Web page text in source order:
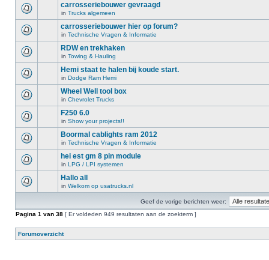
carrosseriebouwer gevraagd
in Trucks algemeen
carrosseriebouwer hier op forum?
in Technische Vragen & Informatie
RDW en trekhaken
in Towing & Hauling
Hemi staat te halen bij koude start.
in Dodge Ram Hemi
Wheel Well tool box
in Chevrolet Trucks
F250 6.0
in Show your projects!!
Boormal cablights ram 2012
in Technische Vragen & Informatie
hei est gm 8 pin module
in LPG / LPI systemen
Hallo all
in Welkom op usatrucks.nl
Geef de vorige berichten weer:
Pagina 1 van 38 [ Er voldeden 949 resultaten aan de zoekterm ]
Forumoverzicht